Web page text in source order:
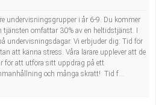
undervisningsgrupper i år 6-9. Du kommer
tjänsten omfattar 30% av en heltidstjänst. I
undervisningsdagar. Vi erbjuder dig: Tid för
att känna stress. Våra lärare upplever att de
för att utföra sitt uppdrag på ett
och många skratt! Tid f...